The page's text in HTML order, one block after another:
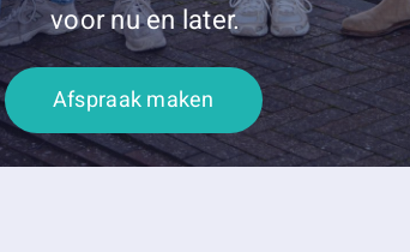
voor nu en later.
Afspraak maken